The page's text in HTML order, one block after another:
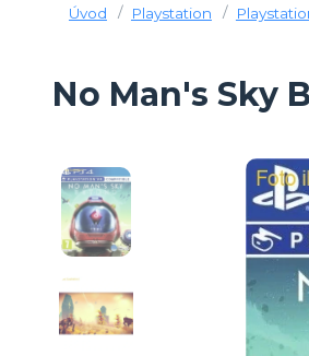
Úvod Playstation
No Man's Sky